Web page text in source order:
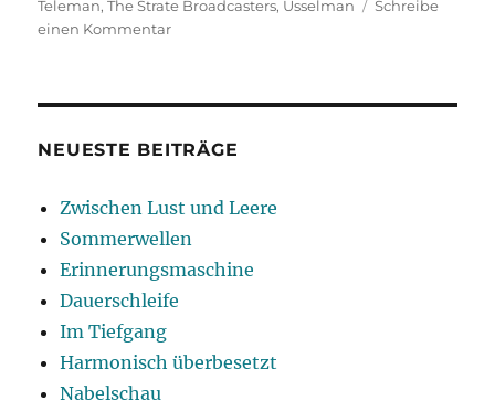
Teleman,The Strate Broadcasters, Usselman
Schreibe
einen Kommentarzu
NEUESTE BEITRÄGE
Zwischen Lust und Leere
Sommerwellen
Erinnerungsmaschine
Dauerschleife
Im Tiefgang
Harmonisch überbesetzt
Nabelschau